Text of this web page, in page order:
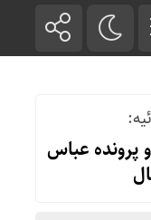
پرونده عباس